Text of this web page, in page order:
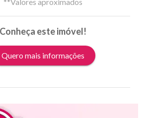
Conheça este imóvel!
Quero mais informações